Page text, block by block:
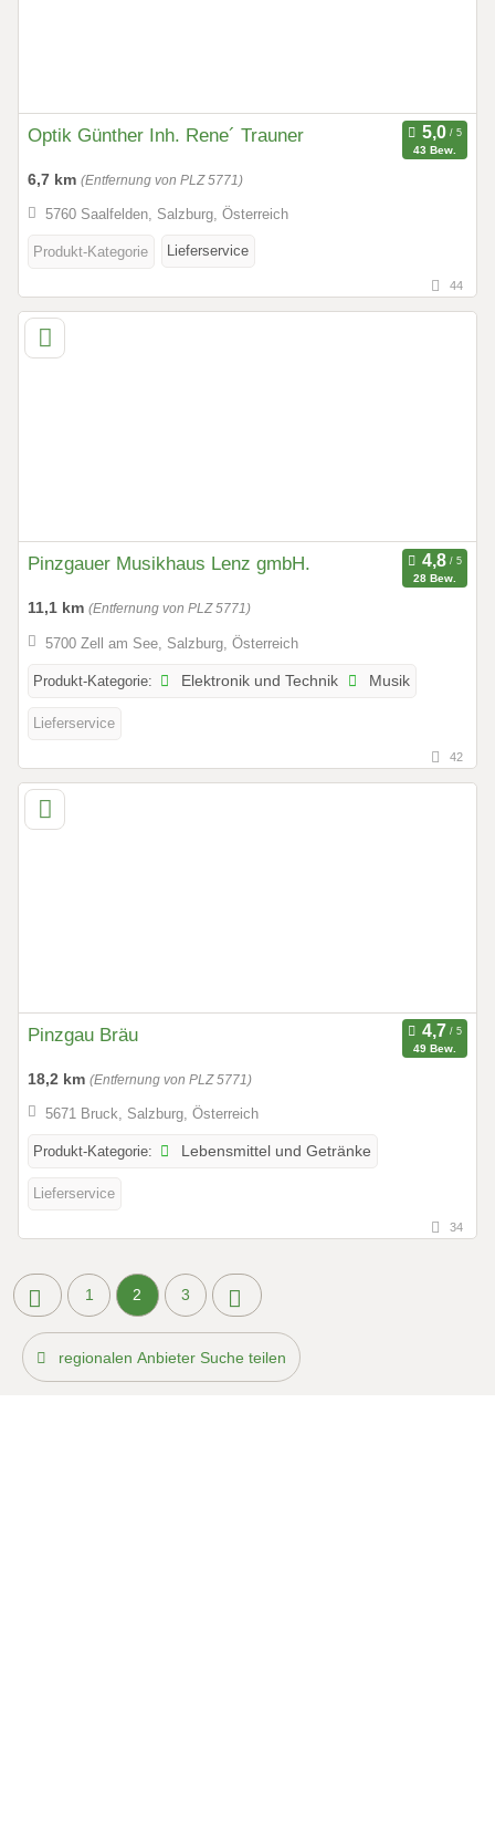
Optik Günther Inh. Rene´ Trauner
43 Bew.
6,7 km (Entfernung von PLZ 5771)
5760 Saalfelden, Salzburg, Österreich
Produkt-Kategorie Lieferservice
44
Pinzgauer Musikhaus Lenz gmbH.
28 Bew.
11,1 km (Entfernung von PLZ 5771)
5700 Zell am See, Salzburg, Österreich
Produkt-Kategorie: Elektronik und Technik Musik
Lieferservice
42
Pinzgau Bräu
49 Bew.
18,2 km (Entfernung von PLZ 5771)
5671 Bruck, Salzburg, Österreich
Produkt-Kategorie: Lebensmittel und Getränke
Lieferservice
34
1 2 3
regionalen Anbieter Suche teilen